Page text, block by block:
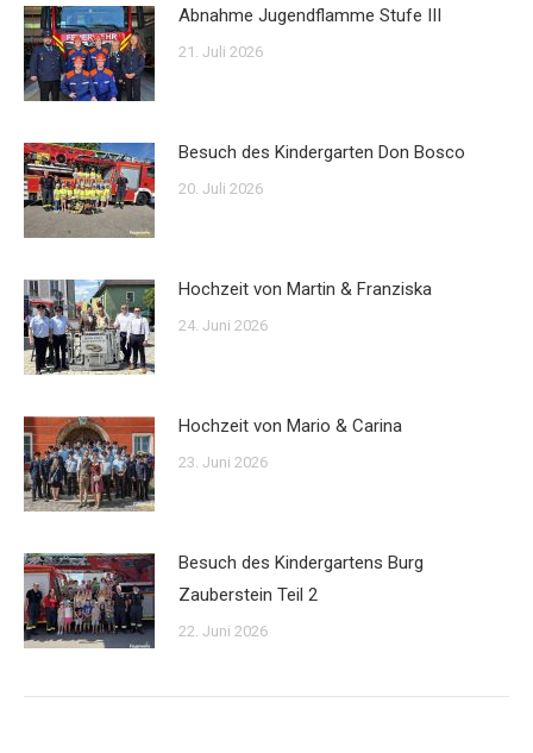
Abnahme Jugendflamme Stufe III
21. Juli 2026
Besuch des Kindergarten Don Bosco
20. Juli 2026
Hochzeit von Martin & Franziska
24. Juni 2026
Hochzeit von Mario & Carina
23. Juni 2026
Besuch des Kindergartens Burg
Zauberstein Teil 2
22. Juni 2026